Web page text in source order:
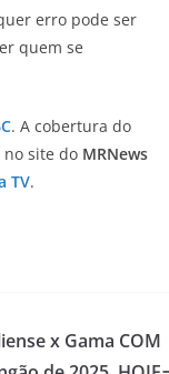
erro pode ser
quem se
. A cobertura do
site do MRNews
TV.
x Gama COM